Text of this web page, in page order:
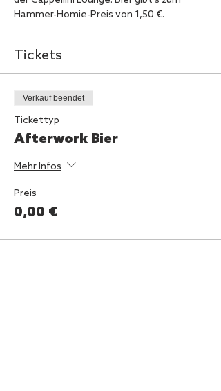
Hammer-Homie-Preis von 1,50 €.
Tickets
Verkauf beendet
Tickettyp
Afterwork Bier
Mehr Infos
Preis
0,00 €